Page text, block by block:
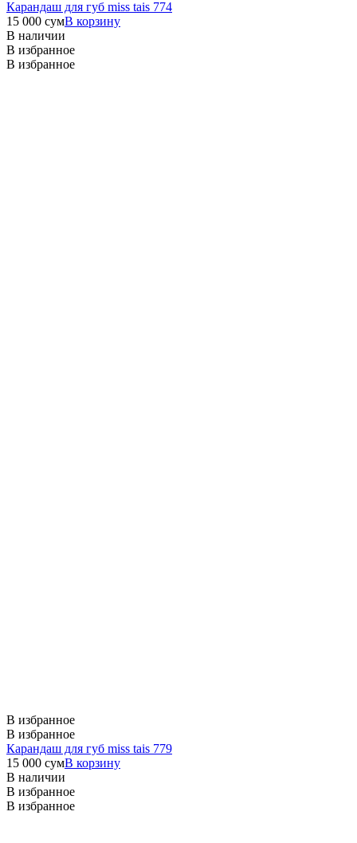
Карандаш для губ miss tais 774
15 000 сумВ корзину
В наличии
В избранное
В избранное
В избранное
В избранное
Карандаш для губ miss tais 779
15 000 сумВ корзину
В наличии
В избранное
В избранное